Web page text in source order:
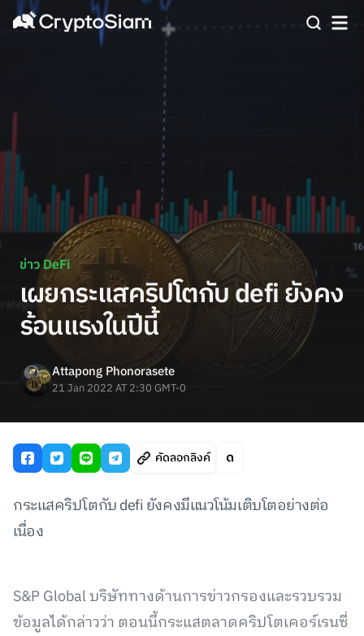
ข่าว DeFi
เผยกระแสคริปโตกับ defi ยังคง
ร้อนแรงในปีนี้
Attapong Phonorasete
21 Jan 2022 AT 2:30 GMT-0
คัดลอกลิงค์
กระแสคริปโตกับ defi ยังคงมีแนวโน้มเติบโตอย่างต่อ
เนื่อง
S&P Global บริษัททางด้านการข่าวกรองและรวบรวม
ข้อมูลได้กล่าวว่า ตอนนี้กระแสตลาดคริปโตเคอร์เรนซี่